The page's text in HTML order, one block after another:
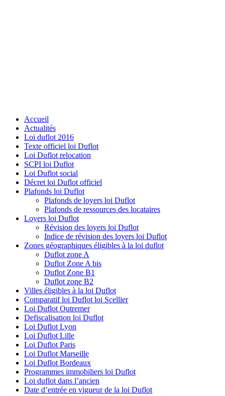
Accueil
Actualités
Loi duflot 2016
Texte officiel loi Duflot
Loi Duflot relocation
SCPI loi Duflot
Loi Duflot social
Décret loi Duflot officiel
Plafonds loi Duflot
Plafonds de loyers loi Duflot
Plafonds de ressources des locataires
Loyers loi Duflot
Révision des loyers loi Duflot
Indice de révision des loyers loi Duflot
Zones géographiques éligibles à la loi duflot
Duflot zone A
Duflot Zone A bis
Duflot Zone B1
Duflot zone B2
Villes éligibles à la loi Duflot
Comparatif loi Duflot loi Scellier
Loi Duflot Outremer
Defiscalisation loi Duflot
Loi Duflot Lyon
Loi Duflot Lille
Loi Duflot Paris
Loi Duflot Marseille
Loi Duflot Bordeaux
Programmes immobiliers loi Duflot
Loi duflot dans l’ancien
Date d’entrée en vigueur de la loi Duflot